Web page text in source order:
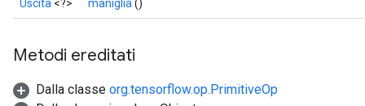
Uscita <?> maniglia ()
Metodi ereditati
Dalla classe org.tensorflow.op.PrimitiveOp